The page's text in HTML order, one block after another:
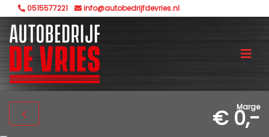
0515577221 info@autobedrijfdevries.nl
Marge
€ 0,-